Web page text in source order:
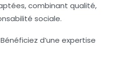
combinant qualité,
sociale.
Bénéficiez d’une expertise